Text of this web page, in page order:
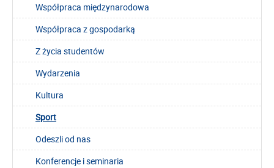
Współpraca międzynarodowa
Współpraca z gospodarką
Z życia studentów
Wydarzenia
Kultura
Sport
Odeszli od nas
Konferencje i seminaria